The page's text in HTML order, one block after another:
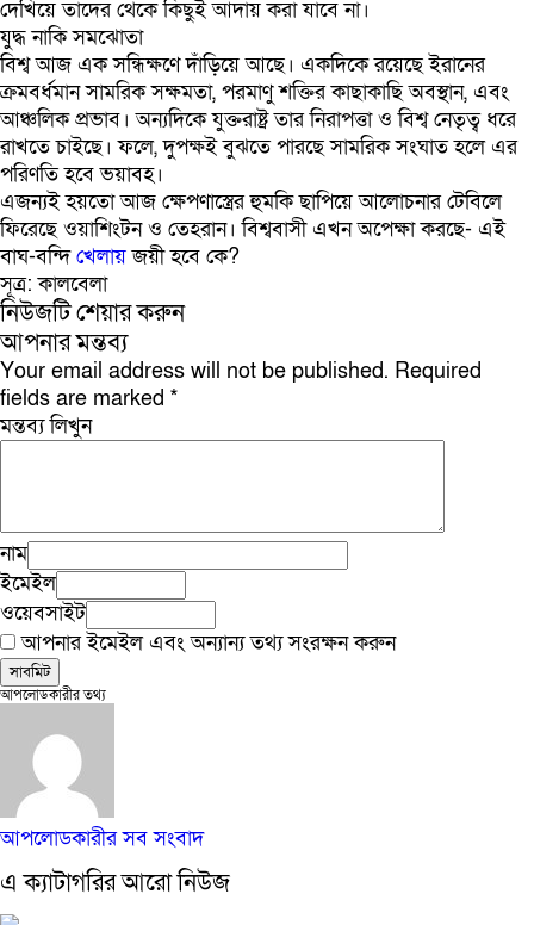
দেখিয়ে তাদের থেকে কিছুই আদায় করা যাবে না।
যুদ্ধ নাকি সমঝোতা
বিশ্ব আজ এক সন্ধিক্ষণে দাঁড়িয়ে আছে। একদিকে রয়েছে ইরানের
ক্রমবর্ধমান সামরিক সক্ষমতা, পরমাণু শক্তির কাছাকাছি অবস্থান, এবং
আঞ্চলিক প্রভাব। অন্যদিকে যুক্তরাষ্ট্র তার নিরাপত্তা ও বিশ্ব নেতৃত্ব ধরে
রাখতে চাইছে। ফলে, দুপক্ষই বুঝতে পারছে সামরিক সংঘাত হলে এর
পরিণতি হবে ভয়াবহ।
এজন্যই হয়তো আজ ক্ষেপণাস্ত্রের হুমকি ছাপিয়ে আলোচনার টেবিলে
ফিরেছে ওয়াশিংটন ও তেহরান। বিশ্ববাসী এখন অপেক্ষা করছে- এই
বাঘ-বন্দিখেলায়জয়ী হবে কে?
সূত্র: কালবেলা
নিউজটি শেয়ার করুন
আপনার মন্তব্য
Your email address will not be published. Required
fields are marked *
মন্তব্য লিখুন
নাম
ইমেইল
ওয়েবসাইট
আপনার ইমেইল এবং অন্যান্য তথ্য সংরক্ষন করুন
আপলোডকারীর তথ্য
আপলোডকারীর সব সংবাদ
এ ক্যাটাগরির আরো নিউজ